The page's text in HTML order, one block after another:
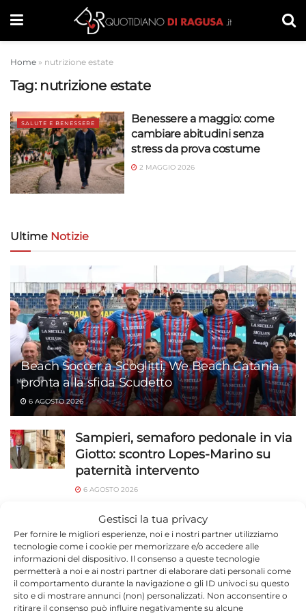
Gestisci la tua privacy
Per fornire le migliori esperienze, noi e i nostri partner utilizziamo
tecnologie come i cookie per memorizzare e/o accedere alle
informazioni del dispositivo. Il consenso a queste tecnologie
permetterà a noi e ai nostri partner di elaborare dati personali come
il comportamento durante la navigazione o gli ID univoci su questo
sito e di mostrare annunci (non) personalizzati. Non acconsentire o
ritirare il consenso può influire negativamente su alcune
Home » nutrizione estate
Tag: nutrizione estate
SALUTE E BENESSERE
Benessere a maggio: come
cambiare abitudini senza
stress da prova costume
2 MAGGIO 2026
Ultime Notizie
Beach Soccer a Scoglitti, We Beach Catania
pronta alla sfida Scudetto
6 AGOSTO 2026
Sampieri, semaforo pedonale in via
Giotto: scontro Lopes-Marino su
paternità intervento
6 AGOSTO 2026
Ragusa, 184 operatori in campo a
luglio: 1.527 identificati e 23 stranieri
espulsi
6 AGOSTO 2026
Capretta legata sotto il sole sulla